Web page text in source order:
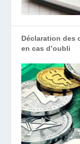
Déclaration des
en cas d’oubli